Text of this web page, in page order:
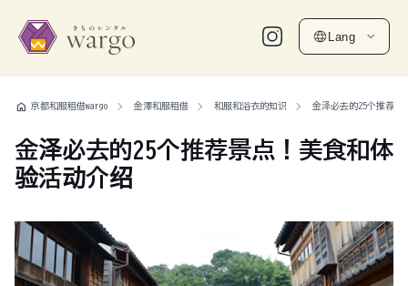
Lang
home 京都和服租借wargo 金澤和服租借 和服和浴衣的知识 金泽必去的25个推荐景
金泽必去的25个推荐景点！美食和体
验活动介绍